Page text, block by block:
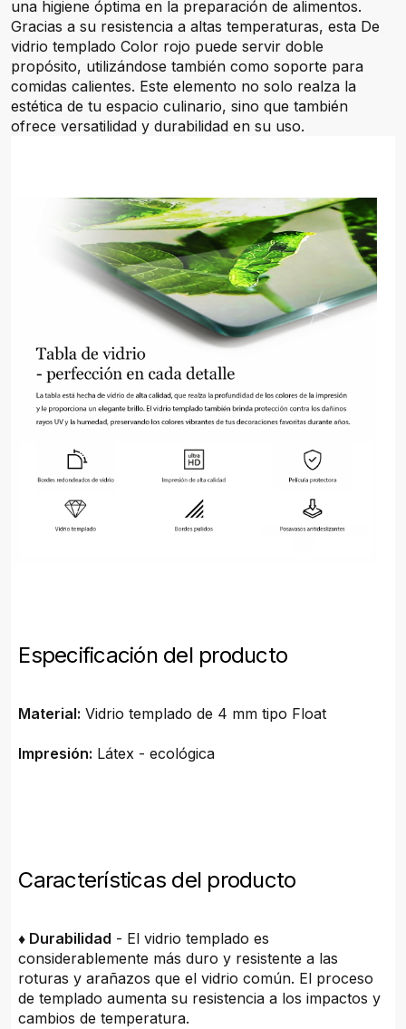
una higiene óptima en la preparación de alimentos.
Gracias a su resistencia a altas temperaturas, esta De
vidrio templado Color rojo puede servir doble
propósito, utilizándose también como soporte para
comidas calientes. Este elemento no solo realza la
estética de tu espacio culinario, sino que también
ofrece versatilidad y durabilidad en su uso.
Especificación del producto
Material: Vidrio templado de 4 mm tipo Float
Impresión: Látex - ecológica
Características del producto
♦ Durabilidad - El vidrio templado es
considerablemente más duro y resistente a las
roturas y arañazos que el vidrio común. El proceso
de templado aumenta su resistencia a los impactos y
cambios de temperatura.